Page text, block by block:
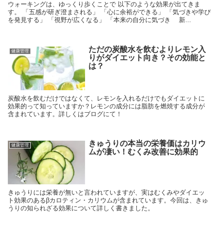
ウォーキングは、ゆっくり歩くことで 以下のような効果が出てきま
す。 「五感が研ぎ澄まされる」 「心に余裕ができる」 「気づきや学び
を発見する」 「視野が広くなる」 「本来の自分に気づき 新...
健康管理
ただの炭酸水を飲むよりレモン入
りがダイエット向き？その効能と
は？
炭酸水を飲むだけではなくて、レモンを入れるだけでもダイエットに
効果的って知っていますか？レモンの成分には脂肪を燃焼する成分が
含まれています。詳しくはブログにて！
健康管理
きゅうりの本当の栄養価はカリウ
ムが凄い！むくみ改善に効果的
きゅうりには栄養が無いと言われていますが、実はむくみやダイエッ
ト効果のあるβカロティン・カリウムが含まれています。今回は、きゅ
うりの知られざる効果について詳しく書きました。